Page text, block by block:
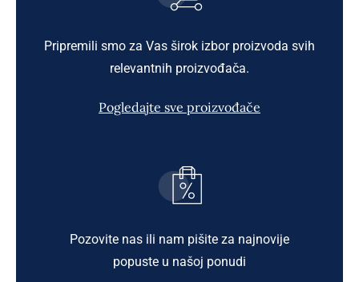
Pripremili smo za Vas širok izbor proizvoda svih
relevantnih proizvođača.
Pogledajte sve proizvođače
Pozovite nas ili nam pišite za najnovije
popuste u našoj ponudi